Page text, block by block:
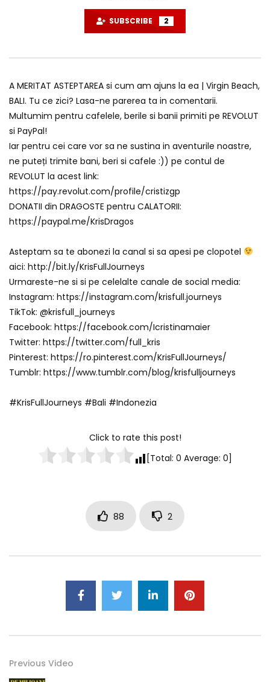
SUBSCRIBE 2
A MERITAT ASTEPTAREA si cum am ajuns la ea | Virgin Beach,
BALI. Tu ce zici? Lasa-ne parerea ta in comentarii.
Multumim pentru cafelele, berile si banii primiti pe REVOLUT
si PayPal!
Iar pentru cei care vor sa ne sustina in aventurile noastre,
ne puteți trimite bani, beri si cafele :)) pe contul de
REVOLUT la acest link:
https://pay.revolut.com/profile/cristizgp
DONATII din DRAGOSTE pentru CALATORII:
https://paypal.me/KrisDragos
Asteptam sa te abonezi la canal si sa apesi pe clopotel
aici: http://bit.ly/KrisFullJourneys
Urmareste-ne si si pe celelalte canale de social media:
Instagram: https://instagram.com/krisfull.journeys
TikTok: @krisfull_journeys
Facebook: https://facebook.com/Icristinamaier
Twitter: https://twitter.com/full_kris
Pinterest: https://ro.pinterest.com/KrisFullJourneys/
Tumblr: https://www.tumblr.com/blog/krisfulljourneys
#KrisFullJourneys #Bali #Indonezia
Click to rate this post!
[Total: 0 Average: 0]
88 2
Previous Video